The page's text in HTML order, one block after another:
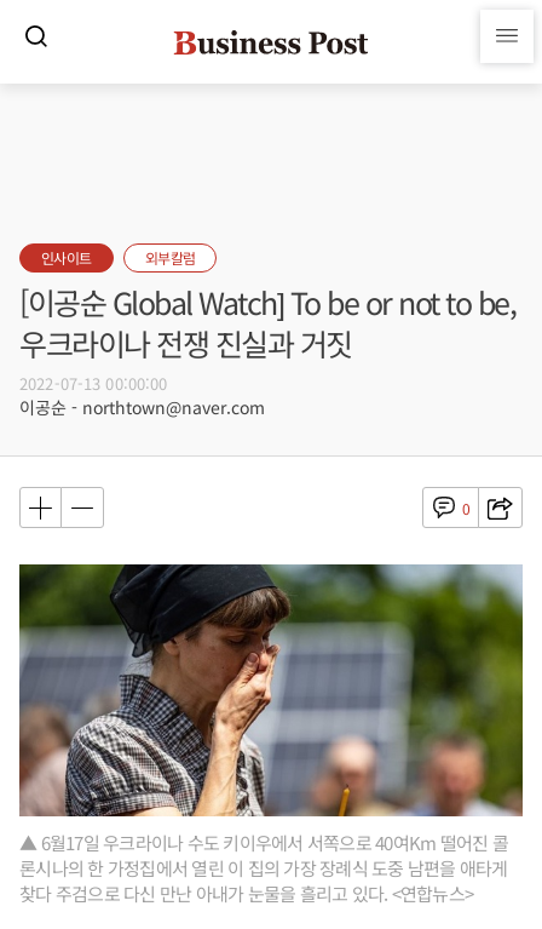
인사이트 외부칼럼
[이공순 Global Watch] To be or not to be,
우크라이나 전쟁 진실과 거짓
2022-07-13 00:00:00
이공순 - northtown@naver.com
0
▲ 6월17일 우크라이나 수도 키이우에서 서쪽으로 40여Km 떨어진 콜
론시나의 한 가정집에서 열린 이 집의 가장 장례식 도중 남편을 애타게
찾다 주검으로 다신 만난 아내가 눈물을 흘리고 있다. <연합뉴스>